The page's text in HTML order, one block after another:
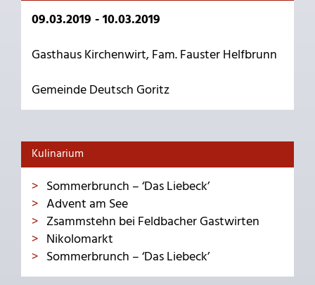
09.03.2019 - 10.03.2019
Gasthaus Kirchenwirt, Fam. Fauster Helfbrunn
Gemeinde Deutsch Goritz
Kulinarium
Sommerbrunch – ‘Das Liebeck’
Advent am See
Zsammstehn bei Feldbacher Gastwirten
Nikolomarkt
Sommerbrunch – ‘Das Liebeck’